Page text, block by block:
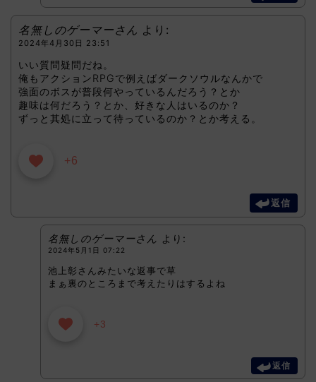
名無しのゲーマーさん より:
2024年4月30日 23:51
いい質問疑問だね。
俺もアクションRPGで例えばダークソウルなんかで
強面のボスが普段何やっているんだろう？とか
趣味は何だろう？とか、好きな人はいるのか？
ずっと其処に立って待っているのか？とか考える。
+6
返信
名無しのゲーマーさん より:
2024年5月1日 07:22
池上彰さんみたいな返事で草
まぁ裏のところまで考えたりはするよね
+3
返信